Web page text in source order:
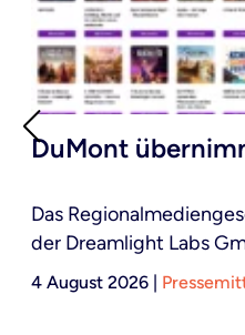
DuMont
Das
der Dreamlight Labs
4 August 2026